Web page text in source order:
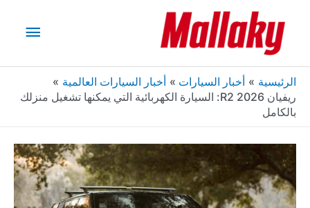
المحتوى
الرئيسية أخبار السيارات
أخبار السيارات العالمية
ريفيان R2 2026: السيارة الكهربائية التي يمكنها تشغيل منزلك
بالكامل